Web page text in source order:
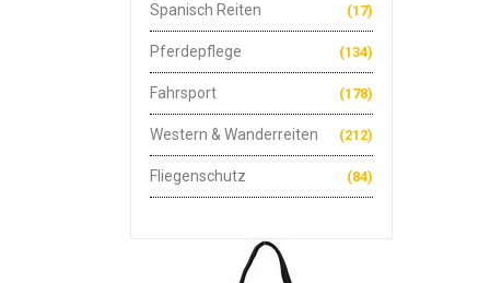
(17)
Spanisch Reiten
(134)
Pferdepflege
(178)
Fahrsport
(212)
Western & Wanderreiten
(84)
Fliegenschutz